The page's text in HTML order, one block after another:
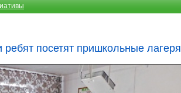
посетят пришкольные лагеря